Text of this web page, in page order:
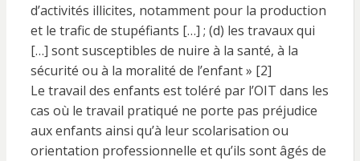
d’activités illicites, notamment pour la production
et le trafic de stupéfiants […] ; (d) les travaux qui
[…] sont susceptibles de nuire à la santé, à la
sécurité ou à la moralité de l’enfant » [2]
Le travail des enfants est toléré par l’OIT dans les
cas où le travail pratiqué ne porte pas préjudice
aux enfants ainsi qu’à leur scolarisation ou
orientation professionnelle et qu’ils sont âgés de